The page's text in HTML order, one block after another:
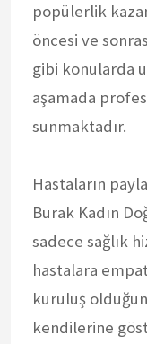
popülerlik
öncesi ve
gibi konularda
aşamada
sunmaktadır.
Hastaların
Burak Kadın
sadece sağlık
hastalara
kuruluş
kendilerine